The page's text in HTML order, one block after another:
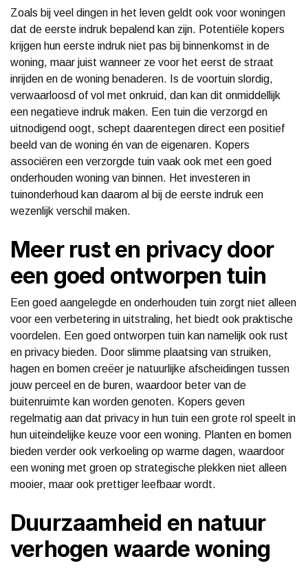
Zoals bij veel dingen in het leven geldt ook voor woningen
dat de eerste indruk bepalend kan zijn. Potentiële kopers
krijgen hun eerste indruk niet pas bij binnenkomst in de
woning, maar juist wanneer ze voor het eerst de straat
inrijden en de woning benaderen. Is de voortuin slordig,
verwaarloosd of vol met onkruid, dan kan dit onmiddellijk
een negatieve indruk maken. Een tuin die verzorgd en
uitnodigend oogt, schept daarentegen direct een positief
beeld van de woning én van de eigenaren. Kopers
associëren een verzorgde tuin vaak ook met een goed
onderhouden woning van binnen. Het investeren in
tuinonderhoud kan daarom al bij de eerste indruk een
wezenlijk verschil maken.
Meer rust en privacy door
een goed ontworpen tuin
Een goed aangelegde en onderhouden tuin zorgt niet alleen
voor een verbetering in uitstraling, het biedt ook praktische
voordelen. Een goed ontworpen tuin kan namelijk ook rust
en privacy bieden. Door slimme plaatsing van struiken,
hagen en bomen creëer je natuurlijke afscheidingen tussen
jouw perceel en de buren, waardoor beter van de
buitenruimte kan worden genoten. Kopers geven
regelmatig aan dat privacy in hun tuin een grote rol speelt in
hun uiteindelijke keuze voor een woning. Planten en bomen
bieden verder ook verkoeling op warme dagen, waardoor
een woning met groen op strategische plekken niet alleen
mooier, maar ook prettiger leefbaar wordt.
Duurzaamheid en natuur
verhogen waarde woning